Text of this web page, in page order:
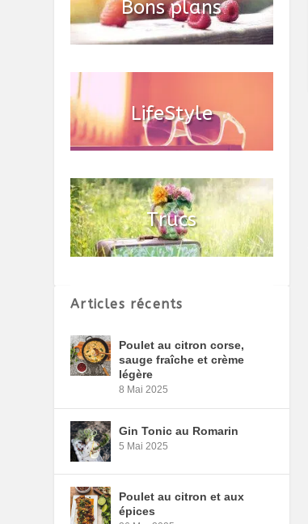
Articles récents
Poulet au citron corse,
sauge fraîche et crème
légère
8 Mai 2025
Gin Tonic au Romarin
5 Mai 2025
Poulet au citron et aux
épices